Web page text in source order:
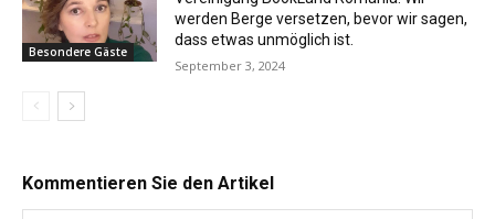
Besondere Gäste
werden Berge versetzen, bevor wir sagen,
dass etwas unmöglich ist.
September 3, 2024
Kommentieren Sie den Artikel